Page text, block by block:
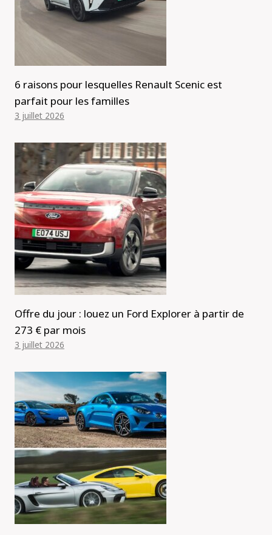
6 raisons pour lesquelles Renault Scenic est
parfait pour les familles
3 juillet 2026
Offre du jour : louez un Ford Explorer à partir de
273 € par mois
3 juillet 2026